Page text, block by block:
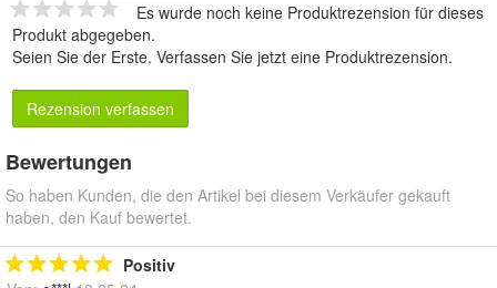
Es wurde noch keine Produktrezension für dieses
Produkt abgegeben.
Seien Sie der Erste. Verfassen Sie jetzt eine Produktrezension.
Rezension verfassen
Bewertungen
So haben Kunden, die den Artikel bei diesem Verkäufer gekauft
haben, den Kauf bewertet.
Positiv